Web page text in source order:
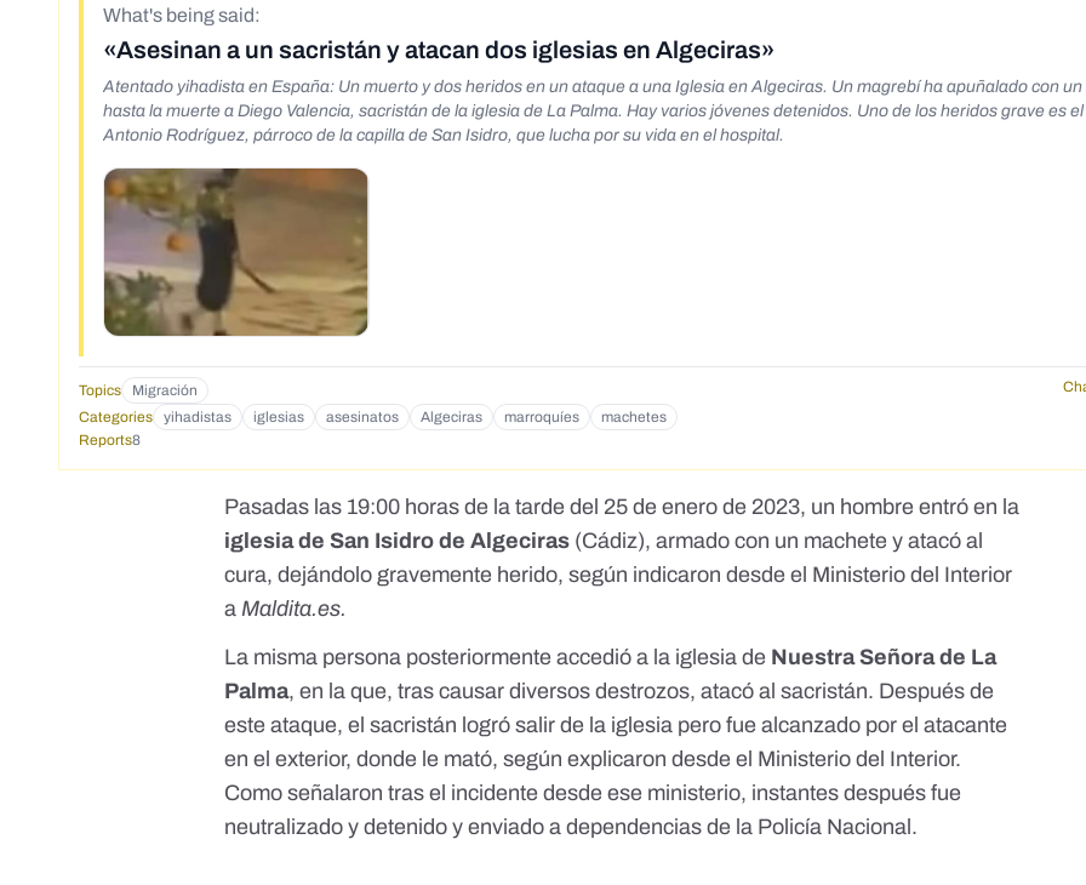
What's being said:
«Asesinan a un sacristán y atacan dos iglesias en Algeciras»
Atentado yihadista en España: Un muerto y dos heridos en un ataque a una Iglesia en Algeciras. Un magrebí ha apuñalado con
hasta la muerte a Diego Valencia, sacristán de la iglesia de La Palma. Hay varios jóvenes detenidos. Uno de los heridos grave es
Antonio Rodríguez, párroco de la capilla de San Isidro, que lucha por su vida en el hospital.
Topics Migración
Categories
yihadistas iglesias asesinatos Algeciras marroquíes
machetes
Reports8
Pasadas las 19:00 horas de la tarde del 25 de enero de 2023, un hombre entró en la
iglesia de San Isidro de Algeciras (Cádiz), armado con un machete y atacó al
cura, dejándolo gravemente herido, según indicaron desde el Ministerio del Interior
aMaldita.es.
La misma persona posteriormente accedió a la iglesia de Nuestra Señora de La
Palma, en la que, tras causar diversos destrozos, atacó al sacristán. Después de
este ataque, el sacristán logró salir de la iglesia pero fue alcanzado por el atacante
en el exterior, donde le mató, según explicaron desde el Ministerio del Interior.
Como señalaron tras el incidente desde ese ministerio, instantes después fue
neutralizado y detenido y enviado a dependencias de la Policía Nacional.